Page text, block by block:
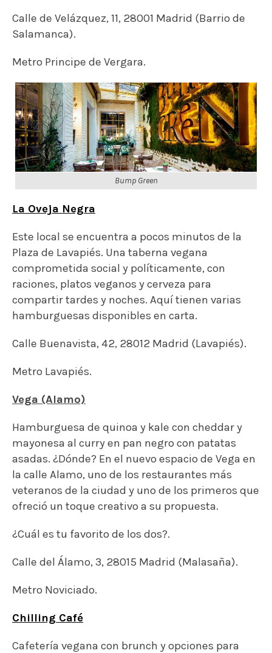
Bump Green
Este local se encuentra a pocos minutos de la
Plaza de Lavapiés. Una taberna vegana
comprometida social y políticamente, con
raciones, platos veganos y cerveza para
compartir tardes y noches. Aquí tienen varias
hamburguesas disponibles en carta.
Calle Buenavista, 42, 28012 Madrid (Lavapiés).
Metro Lavapiés.
Vega (Alamo)
Hamburguesa de quinoa y kale con cheddar y
mayonesa al curry en pan negro con patatas
asadas. ¿Dónde? En el nuevo espacio de Vega en
la calle Alamo, uno de los restaurantes más
veteranos de la ciudad y uno de los primeros que
ofreció un toque creativo a su propuesta.
¿Cuál es tu favorito de los dos?.
Calle del Álamo, 3, 28015 Madrid (Malasaña).
Metro Noviciado.
Chilling Café
Cafetería vegana con brunch y opciones para
comer.
En uno de los extremos de la emblemática plaza
madrileña de La Luna, Chilling Café ofrece
hamburguesas claro.
Vía).
Metro Santo Domingo.